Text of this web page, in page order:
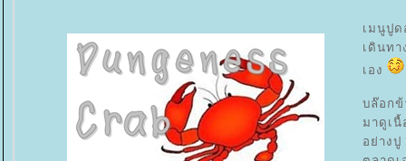
เมนูปู
เดินทา
เอง
บล๊อกข้
มาดูเ
อย่างปู